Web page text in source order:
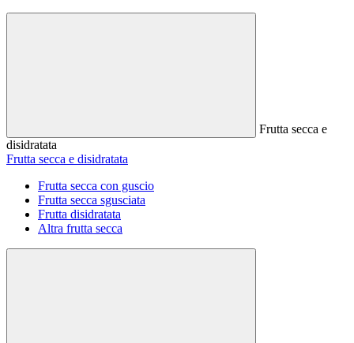
Frutta secca e
disidratata
Frutta secca e disidratata
Frutta secca con guscio
Frutta secca sgusciata
Frutta disidratata
Altra frutta secca